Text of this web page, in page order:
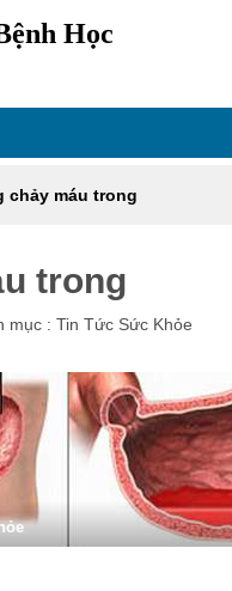
Học
chảy máu trong
trong
mục : Tin Tức Sức Khỏe